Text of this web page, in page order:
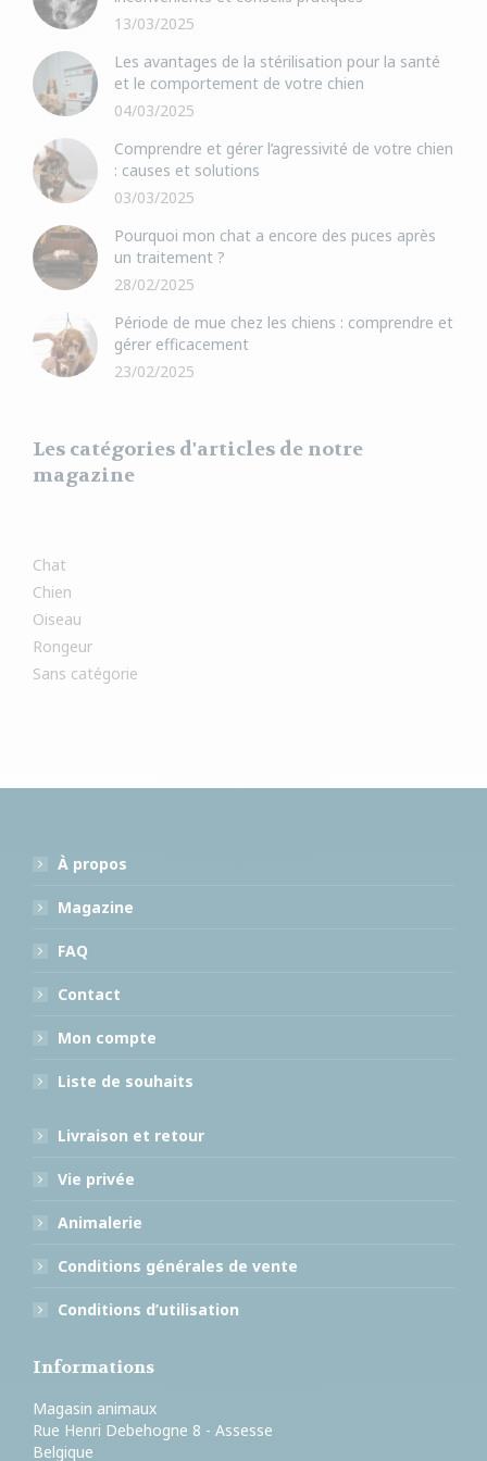
13/03/2025
Les avantages de la stérilisation pour la santé
et le comportement de votre chien
04/03/2025
Comprendre et gérer l’agressivité de votre chien
: causes et solutions
03/03/2025
Pourquoi mon chat a encore des puces après
un traitement ?
28/02/2025
Période de mue chez les chiens : comprendre et
gérer efficacement
23/02/2025
Les catégories d'articles de notre
magazine
Chat
Chien
Oiseau
Rongeur
Sans catégorie
À propos
Magazine
FAQ
Contact
Mon compte
Liste de souhaits
Livraison et retour
Vie privée
Animalerie
Conditions générales de vente
Conditions d’utilisation
Informations
Magasin animaux
Rue Henri Debehogne 8 - Assesse
Belgique